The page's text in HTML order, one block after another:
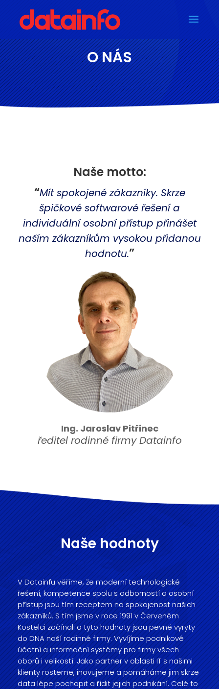
O NÁS
Naše motto:
“Mít spokojené zákazníky. Skrze
špičkové softwarové řešení a
individuální osobní přístup přinášet
naším zákazníkům vysokou přidanou
hodnotu.”
Ing. Jaroslav Pitřinec
ředitel rodinné firmy Datainfo
Naše hodnoty
V Datainfu věříme, že moderní technologické
řešení, kompetence spolu s odborností a osobní
přístup jsou tím receptem na spokojenost našich
zákazníků. S tím jsme v roce 1991 v Červeném
Kostelci začínali a tyto hodnoty jsou pevně vyryty
do DNA naší rodinné firmy. Vyvíjíme podnikové
účetní a informační systémy pro firmy všech
oborů i velikostí. Jako partner v oblasti IT s našimi
klienty rosteme, inovujeme a pomáháme jim skrze
data lépe pochopit a řídit jejich podnikání. Celé to